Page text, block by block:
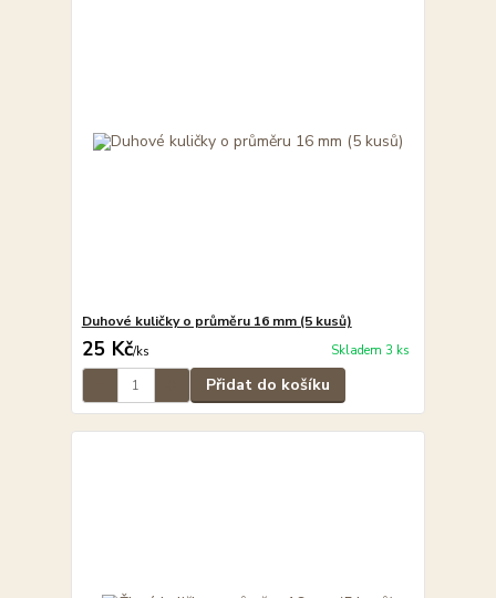
Duhové kuličky o průměru 16 mm (5 kusů)
25 Kč/ks Skladem 3 ks
Přidat do košíku